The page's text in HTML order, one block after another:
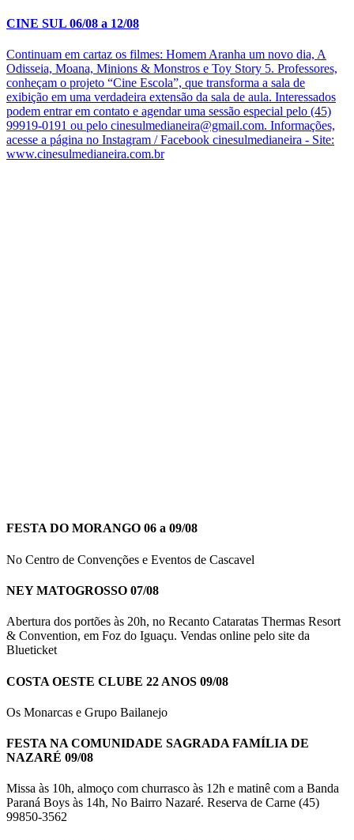
CINE SUL 06/08 a 12/08
Continuam em cartaz os filmes: Homem Aranha um novo dia, A
Odisseia, Moana, Minions & Monstros e Toy Story 5. Professores,
conheçam o projeto “Cine Escola”, que transforma a sala de
exibição em uma verdadeira extensão da sala de aula. Interessados
podem entrar em contato e agendar uma sessão especial pelo (45)
99919-0191 ou pelo cinesulmedianeira@gmail.com. Informações,
acesse a página no Instagram / Facebook cinesulmedianeira - Site:
www.cinesulmedianeira.com.br
FESTA DO MORANGO 06 a 09/08
No Centro de Convenções e Eventos de Cascavel
NEY MATOGROSSO 07/08
Abertura dos portões às 20h, no Recanto Cataratas Thermas Resort
& Convention, em Foz do Iguaçu. Vendas online pelo site da
Blueticket
COSTA OESTE CLUBE 22 ANOS 09/08
Os Monarcas e Grupo Bailanejo
FESTA NA COMUNIDADE SAGRADA FAMÍLIA DE
NAZARÉ 09/08
Missa às 10h, almoço com churrasco às 12h e matinê com a Banda
Paraná Boys às 14h, No Bairro Nazaré. Reserva de Carne (45)
99850-3562